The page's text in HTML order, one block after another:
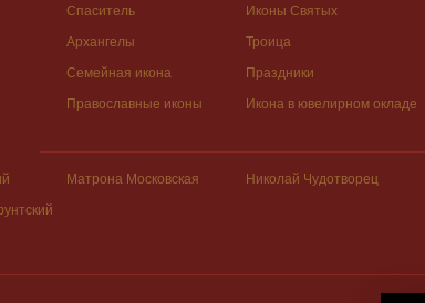
Спаситель Иконы Святых
Архангелы Троица
Семейная икона Праздники
Православные иконы Икона в ювелирном окладе
Матрона Московская Николай Чудотворец